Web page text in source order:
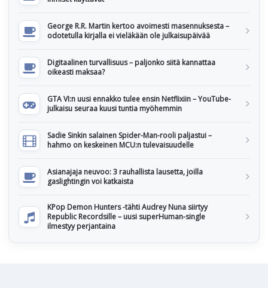
George R.R. Martin kertoo avoimesti masennuksesta –
odotetulla kirjalla ei vieläkään ole julkaisupäivää
Digitaalinen turvallisuus – paljonko siitä kannattaa
oikeasti maksaa?
GTA VI:n uusi ennakko tulee ensin Netflixiin – YouTube-
julkaisu seuraa kuusi tuntia myöhemmin
Sadie Sinkin salainen Spider-Man-rooli paljastui –
hahmo on keskeinen MCU:n tulevaisuudelle
Asianajaja neuvoo: 3 rauhallista lausetta, joilla
gaslightingin voi katkaista
KPop Demon Hunters -tähti Audrey Nuna siirtyy
Republic Recordsille – uusi superHuman-single
ilmestyy perjantaina